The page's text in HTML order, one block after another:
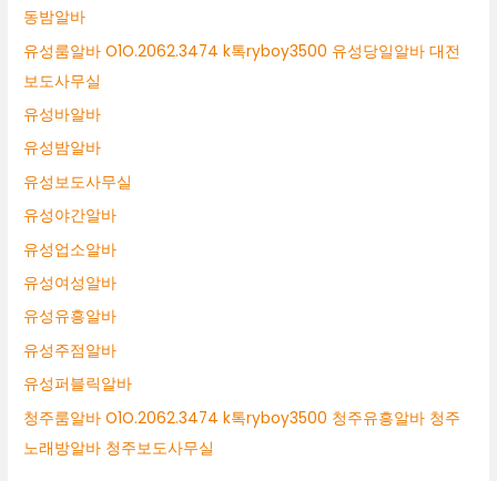
동밤알바
유성룸알바 O1O.2062.3474 k톡ryboy3500 유성당일알바 대전
보도사무실
유성바알바
유성밤알바
유성보도사무실
유성야간알바
유성업소알바
유성여성알바
유성유흥알바
유성주점알바
유성퍼블릭알바
청주룸알바 O1O.2062.3474 k톡ryboy3500 청주유흥알바 청주
노래방알바 청주보도사무실